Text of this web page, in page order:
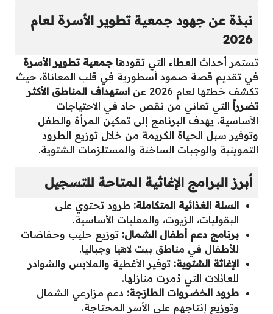
نبذة عن جهود جمعية تطوير الأسرة لعام
2026
تستمر أحداث العطاء التي تقودها جمعية تطوير الأسرة
في تقديم قصة صمود أسطورية في قلب المعاناة، حيث
تكشف خطتها لعام 2026 عن
استهداف المناطق الأكثر
تضرراً التي تعاني من نقص حاد في الاحتياجات
الأساسية. يهدف البرنامج إلى تمكين المرأة والطفل
وتوفير سبل الحياة الكريمة من خلال توزيع الطرود
التموينية والوجبات الساخنة والمستلزمات الشتوية.
أبرز البرامج الإغاثية المتاحة للتسجيل
السلة الغذائية المتكاملة: طرود تحتوي على
البقوليات، الزيوت، والمعلبات الأساسية.
برنامج دعم أطفال الشمال: توزيع حليب وحفاضات
للأطفال في مناطق بيت لاهيا وجباليا.
الإغاثة الشتوية: توفير الأغطية والملابس والشوادر
للعائلات التي دُمرت منازلها.
طرود الخضروات الطازجة: دعم مزارعي الشمال
وتوزيع إنتاجهم على الأسر المحتاجة.